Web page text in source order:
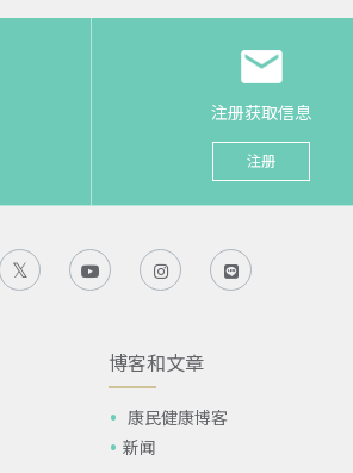
注册获取信息
注册
博客和文章
康民健康博客
新闻